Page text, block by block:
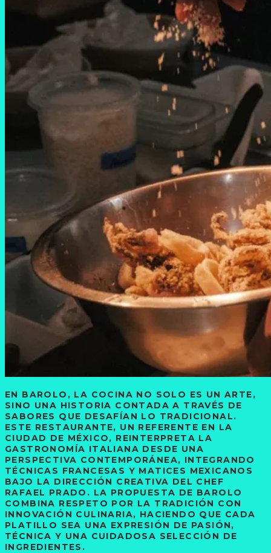
EN BAROLO, LA COCINA NO SOLO ES UN ARTE,
SINO UNA HISTORIA CONTADA A TRAVÉS DE
SABORES QUE DESAFÍAN LO TRADICIONAL.
ESTE RESTAURANTE, UN REFERENTE EN LA
CIUDAD DE MÉXICO, REINTERPRETA LA
GASTRONOMÍA ITALIANA DESDE UNA
PERSPECTIVA CONTEMPORÁNEA, INTEGRANDO
TÉCNICAS FRANCESAS Y MATICES MEXICANOS
BAJO LA DIRECCIÓN CREATIVA DEL CHEF
RAFAEL PRADO. LA PROPUESTA DE BAROLO
COMBINA RESPETO POR LA TRADICIÓN CON
INNOVACIÓN CULINARIA, HACIENDO QUE CADA
PLATILLO SEA UNA EXPRESIÓN DE PASIÓN,
TÉCNICA Y UNA CUIDADOSA SELECCIÓN DE
INGREDIENTES.